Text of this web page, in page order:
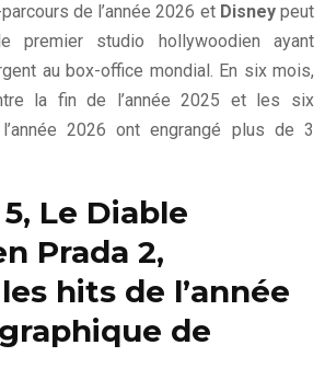
de l’année 2026 et Disneypeut
premier studio hollywoodien ayant
au box-office mondial. En six mois,
la fin de l’année 2025 et les six
2026 ont engrangé plus de 3
Le Diable
Prada 2,
hits de l’année
de